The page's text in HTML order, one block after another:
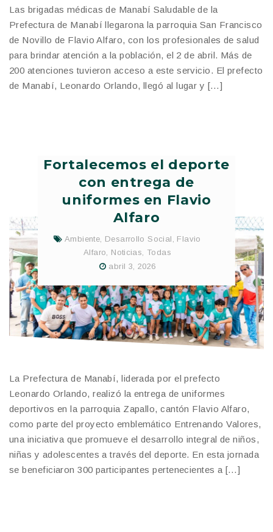
Las brigadas médicas de Manabí Saludable de la
Prefectura de Manabí llegarona la parroquia San Francisco
de Novillo de Flavio Alfaro, con los profesionales de salud
para brindar atención a la población, el 2 de abril. Más de
200 atenciones tuvieron acceso a este servicio. El prefecto
de Manabí, Leonardo Orlando, llegó al lugar y […]
Fortalecemos el deporte
con entrega de
uniformes en Flavio
Alfaro
Ambiente, Desarrollo Social , Flavio
Alfaro, Noticias, Todas
abril 3, 2026
La Prefectura de Manabí, liderada por el prefecto
Leonardo Orlando, realizó la entrega de uniformes
deportivos en la parroquia Zapallo, cantón Flavio Alfaro,
como parte del proyecto emblemático Entrenando Valores,
una iniciativa que promueve el desarrollo integral de niños,
niñas y adolescentes a través del deporte. En esta jornada
se beneficiaron 300 participantes pertenecientes a […]